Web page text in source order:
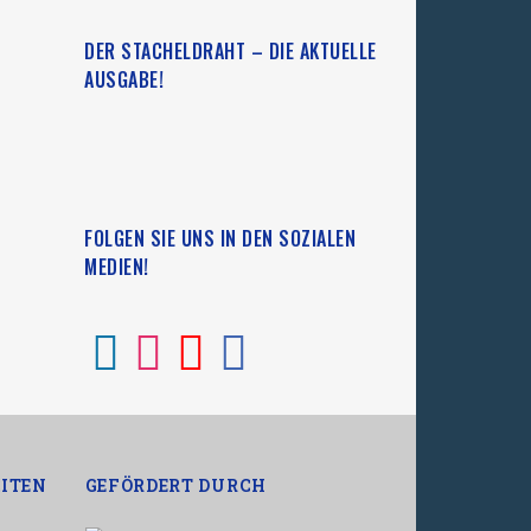
DER STACHELDRAHT – DIE AKTUELLE
AUSGABE!
FOLGEN SIE UNS IN DEN SOZIALEN
MEDIEN!
GEFÖRDERT DURCH